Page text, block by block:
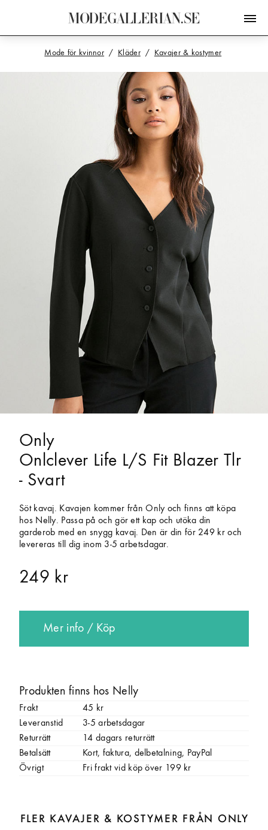
MODEGALLERIAN.SE
Mode för kvinnor Kläder Kavajer & kostymer
Only
Onlclever Life L/S Fit Blazer Tlr
- Svart
Söt kavaj. Kavajen kommer från Only och finns att köpa
hos Nelly. Passa på och gör ett kap och utöka din
garderob med en snygg kavaj. Den är din för 249 kr och
levereras till dig inom 3-5 arbetsdagar.
249 kr
Mer info / Köp
Produkten finns hos Nelly
Frakt
45 kr
Leveranstid
3-5 arbetsdagar
Returrätt
14 dagars returrätt
Betalsätt
Kort, faktura, delbetalning, PayPal
Övrigt
Fri frakt vid köp över 199 kr
FLER KAVAJER & KOSTYMER FRÅN ONLY